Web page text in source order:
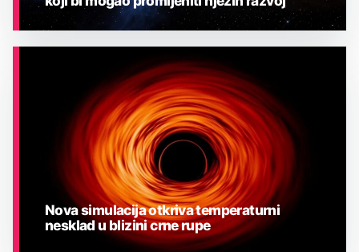
Nova simulacija otkriva temperaturni
nesklad u blizini crne rupe